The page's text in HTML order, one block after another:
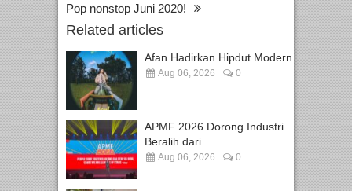
Pop nonstop Juni 2020!
Related articles
Afan Hadirkan Hipdut Modern...
Aug 06, 2026 0
APMF 2026 Dorong Industri
Beralih dari...
Aug 06, 2026 0